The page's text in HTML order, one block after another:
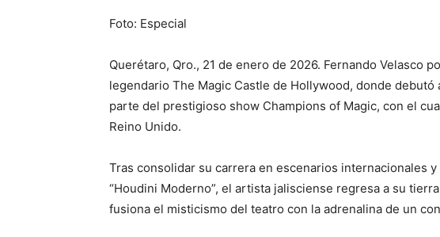
Foto: Especial
Querétaro, Qro., 21 de enero de 2026. Fernando Velasco
legendario The Magic Castle de Hollywood, donde debutó
parte del prestigioso show Champions of Magic, con el
Reino Unido.
Tras consolidar su carrera en escenarios internacionales
“Houdini Moderno”, el artista jalisciense regresa a su
fusiona el misticismo del teatro con la adrenalina de un